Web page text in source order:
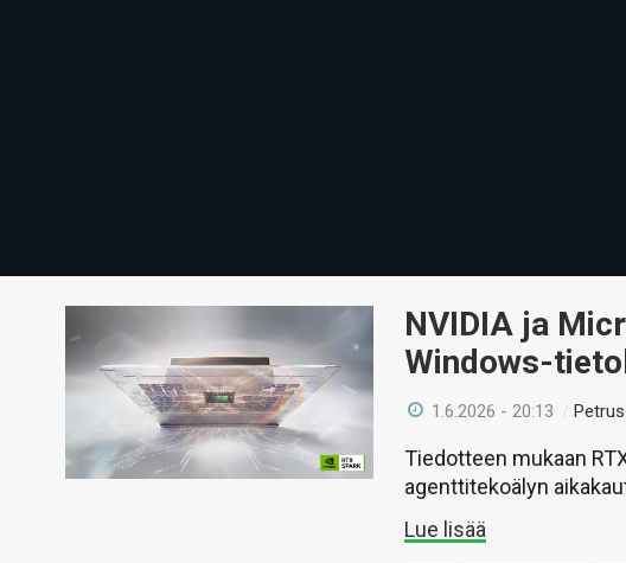
NVIDIA ja
Windows-
1.6.2026 - 20:13 /
Tiedotteen mukaan
agenttitekoälyn
Lue lisää